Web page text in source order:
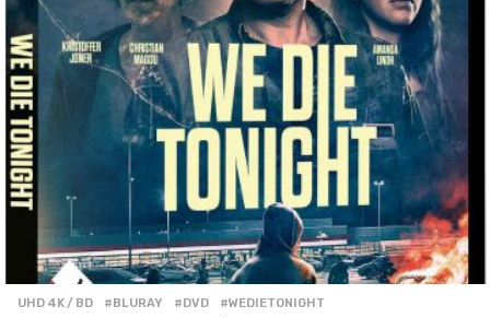
UHD 4K / BD #BLURAY ,#DVD ,#WEDIETONIGHT